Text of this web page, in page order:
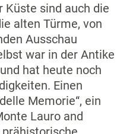
Küste sind auch die
alten Türme, von
Ausschau
war in der Antike
hat heute noch
Einen
Memorie“, ein
Lauro and